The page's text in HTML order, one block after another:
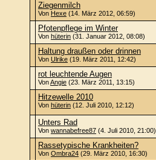
Ziegenmilch
Von Hexe (14. März 2012, 06:59)
Pfotenpflege im Winter
Von hüterin (31. Januar 2012, 08:08)
Haltung draußen oder drinnen
Von Ulrike (19. März 2011, 12:42)
rot leuchtende Augen
VonAngie (23. März 2011, 13:15)
Hitzewelle 2010
Von hüterin (12. Juli 2010, 12:12)
Unters Rad
Von wannabefree87 (4. Juli 2010, 21:00)
Rassetypische Krankheiten?
Von Ombra24 (29. März 2010, 16:30)